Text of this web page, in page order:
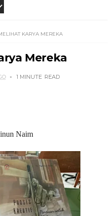
KARYA MEREKA
Mereka
1 MINUTE READ
Naim